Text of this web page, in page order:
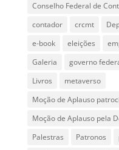
Conselho Federal de
contador
crcmt
e-book
eleições
Galeria
governo
Livros
metaverso
Moção de Aplauso
Moção de Aplauso pela
Palestras
Patronos